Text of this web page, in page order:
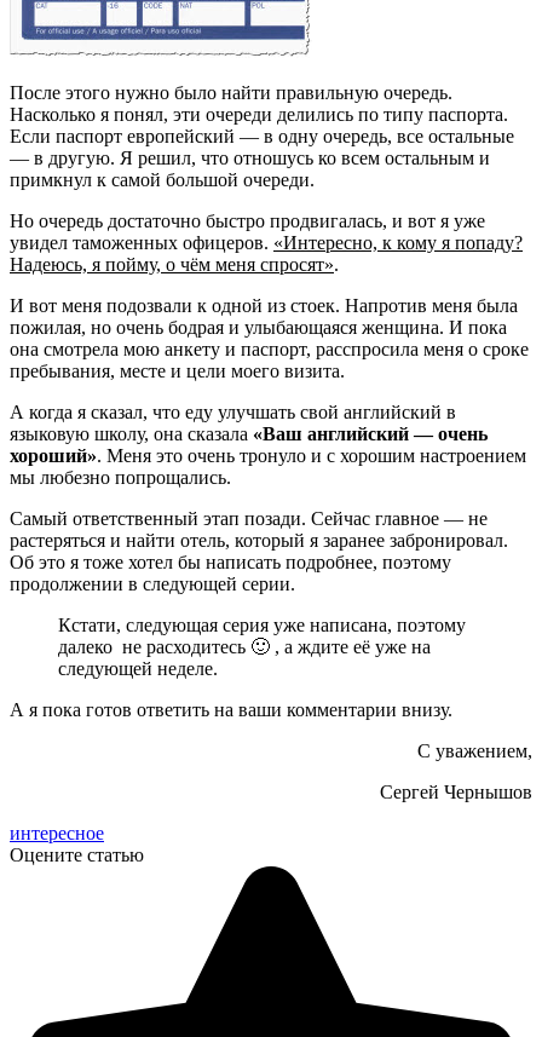
После этого нужно было найти правильную очередь.
Насколько я понял, эти очереди делились по типу паспорта.
Если паспорт европейский — в одну очередь, все остальные
— в другую. Я решил, что отношусь ко всем остальным и
примкнул к самой большой очереди.
Но очередь достаточно быстро продвигалась, и вот я уже
увидел таможенных офицеров. «Интересно, к кому я попаду?
Надеюсь, я пойму, о чём меня спросят».
И вот меня подозвали к одной из стоек. Напротив меня была
пожилая, но очень бодрая и улыбающаяся женщина. И пока
она смотрела мою анкету и паспорт, расспросила меня о сроке
пребывания, месте и цели моего визита.
А когда я сказал, что еду улучшать свой английский в
языковую школу, она сказала «Ваш английский — очень
хороший». Меня это очень тронуло и с хорошим настроением
мы любезно попрощались.
Самый ответственный этап позади. Сейчас главное — не
растеряться и найти отель, который я заранее забронировал.
Об это я тоже хотел бы написать подробнее, поэтому
продолжении в следующей серии.
Кстати, следующая серия уже написана, поэтому
далеко не расходитесь 🙂 , а ждите её уже на
следующей неделе.
А я пока готов ответить на ваши комментарии внизу.
С уважением,
Сергей Чернышов
интересное
Оцените статью